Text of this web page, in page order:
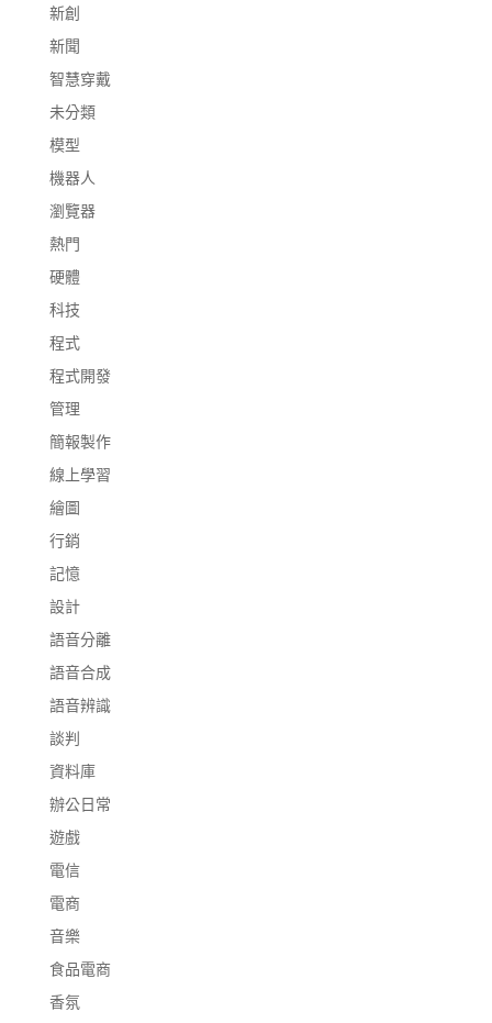
新創
新聞
智慧穿戴
未分類
模型
機器人
瀏覽器
熱門
硬體
科技
程式
程式開發
管理
簡報製作
線上學習
繪圖
行銷
記憶
設計
語音分離
語音合成
語音辨識
談判
資料庫
辦公日常
遊戲
電信
電商
音樂
食品電商
香氛